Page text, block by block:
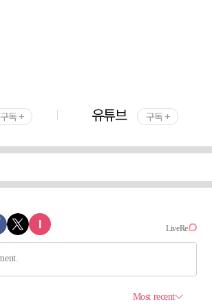
구독 + 유튜브 구독 +